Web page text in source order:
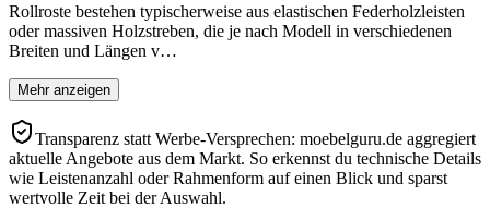
Rollroste bestehen typischerweise aus elastischen Federholzleisten
oder massiven Holzstreben, die je nach Modell in verschiedenen
Breiten und Längen v…
Mehr anzeigen
Transparenz statt Werbe-Versprechen: moebelguru.de aggregiert
aktuelle Angebote aus dem Markt. So erkennst du technische Details
wie Leistenanzahl oder Rahmenform auf einen Blick und sparst
wertvolle Zeit bei der Auswahl.